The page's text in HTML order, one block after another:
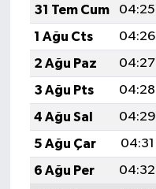
31 Tem Cum
04:25
1 Ağu Cts
04:26
2 Ağu Paz
04:27
3 Ağu Pts
04:28
4 Ağu Sal
04:29
5 Ağu Çar
04:31
6 Ağu Per
04:32